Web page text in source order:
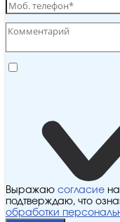
Выражаю согласие
подтверждаю, что
обработки